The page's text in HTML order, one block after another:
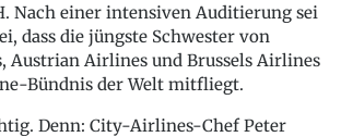
Nach einer intensiven Auditierung sei
dass die jüngste Schwester von
Austrian Airlines und Brussels Airlines
Bündnis der Welt mitfliegt.
Denn: City-Airlines-Chef Peter